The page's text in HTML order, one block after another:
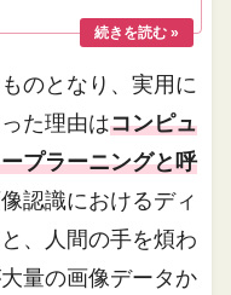
のとなり、実用に
た理由はコンピュ
プラーニングと呼
認識におけるディ
、人間の手を煩わ
量の画像データか